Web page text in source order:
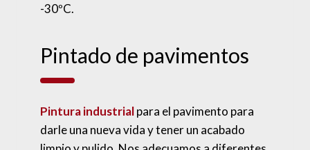
-30ºC.
Pintado de pavimentos
Pintura industrialpara el pavimento para
darle una nueva vida y tener un acabado